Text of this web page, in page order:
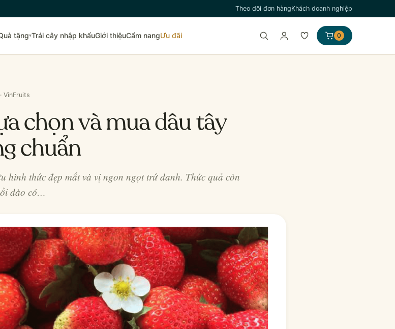
Theo dõi đơn hàngKhách doanh nghiệp
tặng▾Trái cây nhập khẩuGiới thiệuCẩm nangƯu đãi 0
VinFruits
chọn và mua dâu tây
chuẩn
hình thức đẹp mắt và vị ngon ngọt trứ danh. Thức quả còn
dào có…